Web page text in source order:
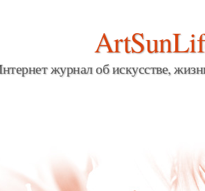
журнал об искусстве,